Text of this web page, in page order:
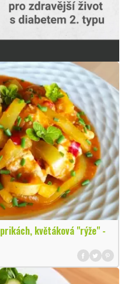
květáková "rýže" -